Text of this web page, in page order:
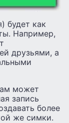
будет как
Например,
друзьями, а
может
запись
более
же симки.